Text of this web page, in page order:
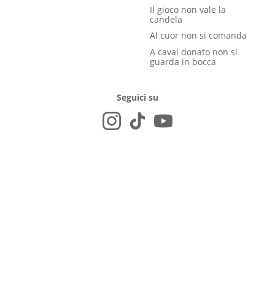
Il gioco non vale la
candela
Al cuor non si comanda
A caval donato non si
guarda in bocca
Seguici su